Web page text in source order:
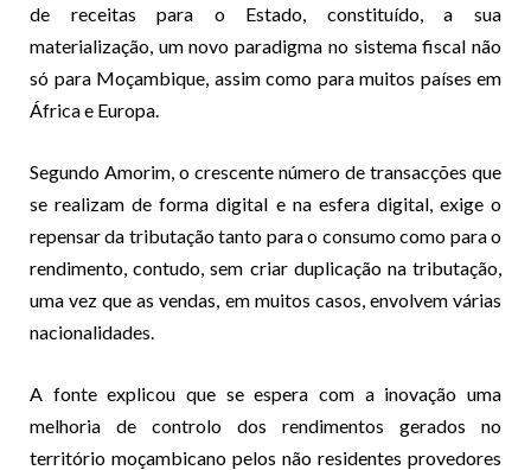
de receitas para o Estado, constituído, a sua
materialização, um novo paradigma no sistema fiscal não
só para Moçambique, assim como para muitos países em
África e Europa.
Segundo Amorim, o crescente número de transacções que
se realizam de forma digital e na esfera digital, exige o
repensar da tributação tanto para o consumo como para o
rendimento, contudo, sem criar duplicação na tributação,
uma vez que as vendas, em muitos casos, envolvem várias
nacionalidades.
A fonte explicou que se espera com a inovação uma
melhoria de controlo dos rendimentos gerados no
território moçambicano pelos não residentes provedores